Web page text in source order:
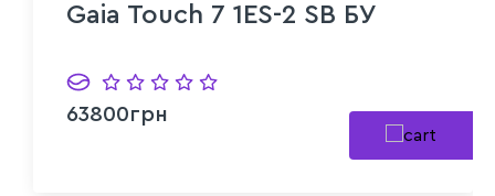
Gaia Touch 7 1ES-2 SB БУ
63800грн